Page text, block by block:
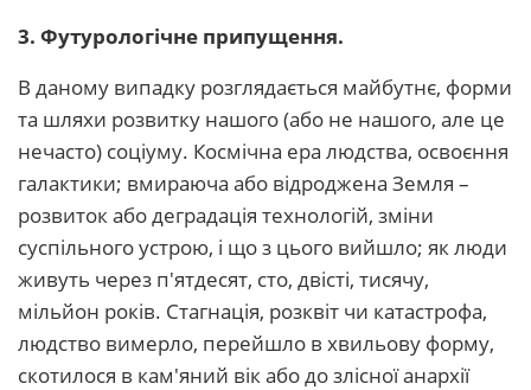
3. Футурологічне припущення.
В даному випадку розглядається майбутнє, форми
та шляхи розвитку нашого (або не нашого, але це
нечасто) соціуму. Космічна ера людства, освоєння
галактики; вмираюча або відроджена Земля –
розвиток або деградація технологій, зміни
суспільного устрою, і що з цього вийшло; як люди
живуть через п'ятдесят, сто, двісті, тисячу,
мільйон років. Стагнація, розквіт чи катастрофа,
людство вимерло, перейшло в хвильову форму,
скотилося в кам'яний вік або до злісної анархії